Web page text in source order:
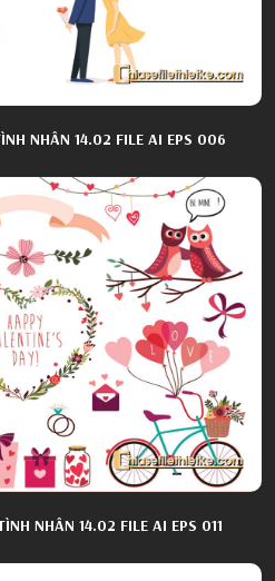
NHÂN 14.02 FILE AI EPS 006
NHÂN 14.02 FILE AI EPS 011